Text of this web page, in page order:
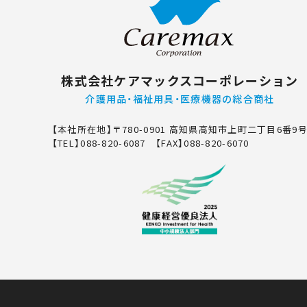
株式会社ケアマックスコーポレーション
介護用品・福祉用具・医療機器の総合商社
【本社所在地】 〒780-0901 高知県高知市上町二丁目6番9号
【TEL】088-820-6087 【FAX】088-820-6070